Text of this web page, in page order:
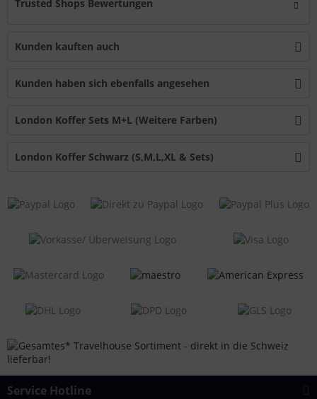
Trusted Shops Bewertungen
Kunden kauften auch
Kunden haben sich ebenfalls angesehen
London Koffer Sets M+L (Weitere Farben)
London Koffer Schwarz (S,M,L,XL & Sets)
Service Hotline